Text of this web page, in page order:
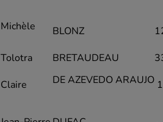
Michèle BLONZ
Tolotra BRETAUDEAU
Claire DE AZEVEDO ARAUJO